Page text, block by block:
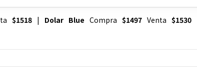
$1518| Dolar Blue Compra $1497Venta $1530|